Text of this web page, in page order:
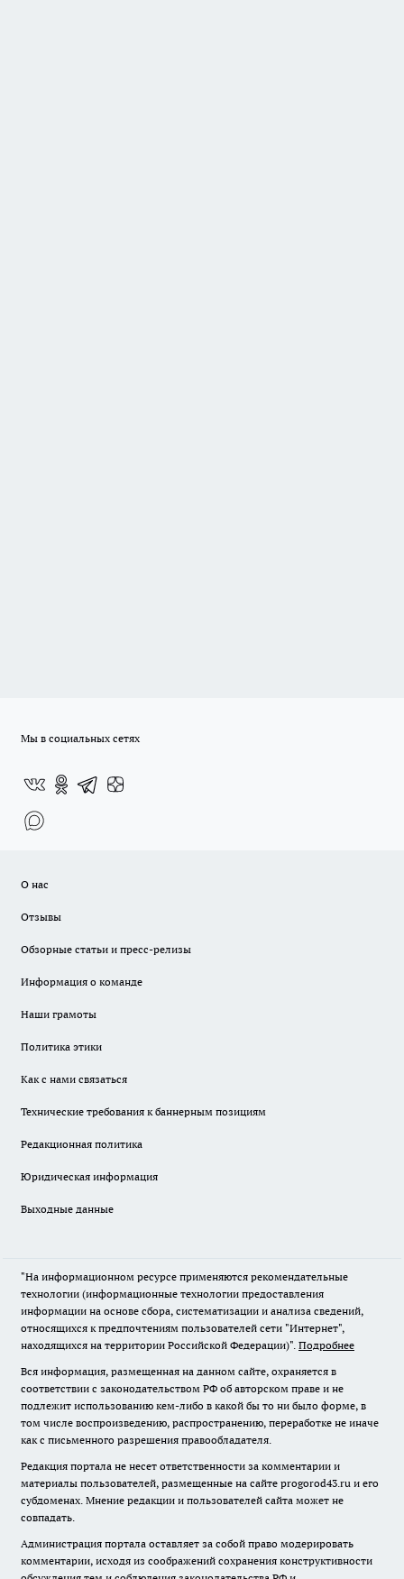
Мы в социальных сетях
О нас
Отзывы
Обзорные статьи и пресс-релизы
Информация о команде
Наши грамоты
Политика этики
Как с нами связаться
Технические требования к баннерным позициям
Редакционная политика
Юридическая информация
Выходные данные
"На информационном ресурсе применяются рекомендательные
технологии (информационные технологии предоставления
информации на основе сбора, систематизации и анализа сведений,
относящихся к предпочтениям пользователей сети "Интернет",
находящихся на территории Российской Федерации)". Подробнее
Вся информация, размещенная на данном сайте, охраняется в
соответствии с законодательством РФ об авторском праве и не
подлежит использованию кем-либо в какой бы то ни было форме, в
том числе воспроизведению, распространению, переработке не иначе
как с письменного разрешения правообладателя.
Редакция портала не несет ответственности за комментарии и
материалы пользователей, размещенные на сайте progorod43.ru и его
субдоменах. Мнение редакции и пользователей сайта может не
совпадать.
Администрация портала оставляет за собой право модерировать
комментарии, исходя из соображений сохранения конструктивности